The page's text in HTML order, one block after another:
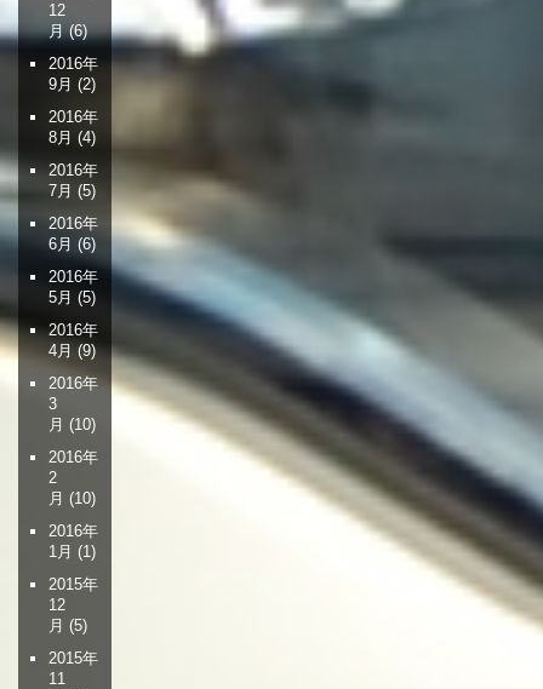
12
月(6)
2016年
9月 (2)
2016年
8月 (4)
2016年
7月 (5)
2016年
6月 (6)
2016年
5月 (5)
2016年
4月 (9)
2016年
3
月 (10)
2016年
2
月 (10)
2016年
1月 (1)
2015年
12
月 (5)
2015年
11